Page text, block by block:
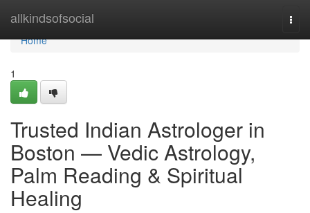
allkindsofsocial
Home
Home
1
Trusted Indian Astrologer in
Boston — Vedic Astrology,
Palm Reading & Spiritual
Healing